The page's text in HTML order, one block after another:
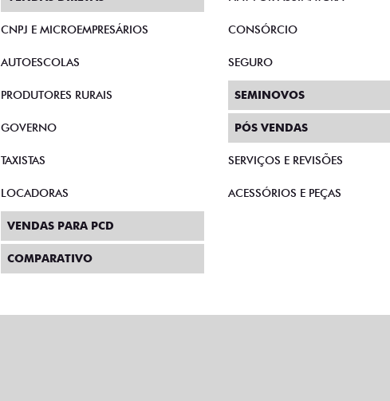
CNPJ E MICROEMPRESÁRIOS
AUTOESCOLAS
PRODUTORES RURAIS
GOVERNO
TAXISTAS
LOCADORAS
VENDAS PARA PCD
CONSÓRCIO
SEGURO
SEMINOVOS
PÓS VENDAS
SERVIÇOS E REVISÕES
ACESSÓRIOS E PEÇAS
COMPARATIVO